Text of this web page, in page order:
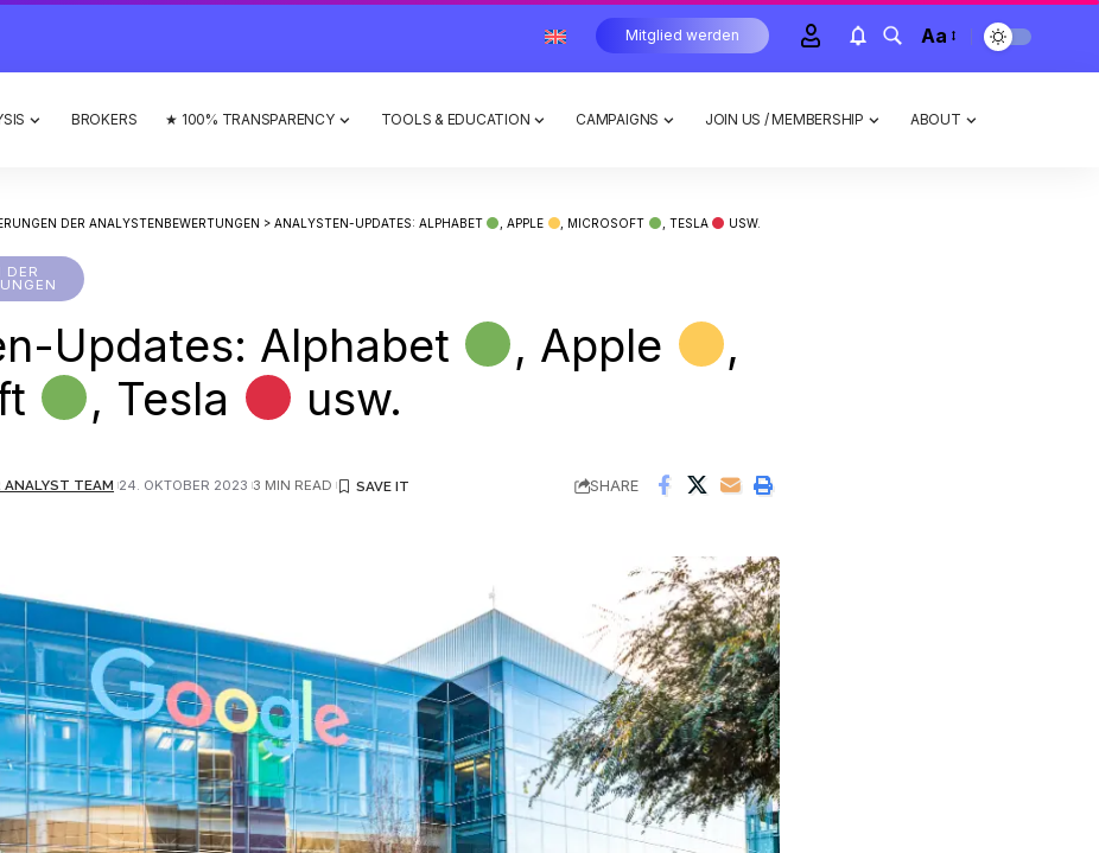
Mitglied werden Aa
BROKERS ★ 100% TRANSPARENCY TOOLS & EDUCATION CAMPAIGNS JOIN US / MEMBERSHIP ABOUT
DER ANALYSTENBEWERTUNGEN > ANALYSTEN-UPDATES: ALPHABET , APPLE , MICROSOFT , TESLA USW.
DER
Updates: Alphabet , Apple
,
, Tesla usw.
TEAM 24. OKTOBER 2023 3 MIN READ SHARE